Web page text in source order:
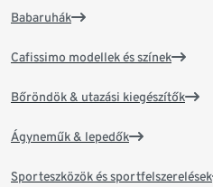
Babaruhák
Cafissimo modellek és színek
Bőröndök & utazási kiegészítők
Ágyneműk & lepedők
Sporteszközök és sportfelszerelések